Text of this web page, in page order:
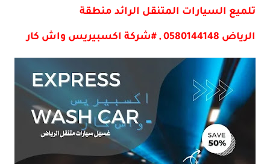
تلميع السيارات المتنقل الرائد منطقة
الرياض 0580144148 , #شركة اكسبيريس واش كار